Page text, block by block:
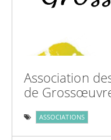
Association
de
ASSOCIATIONS